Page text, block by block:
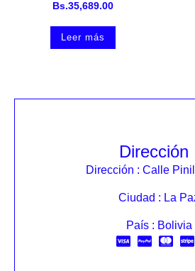
Bs.35,689.00
Leer más
Dirección
Dirección : Calle
Ciudad : La
País : Bolivia